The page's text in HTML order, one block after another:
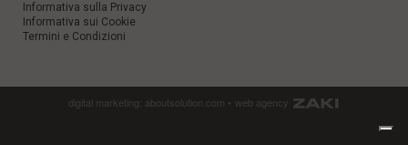
Informativa sulla Privacy
Informativa sui Cookie
Termini e Condizioni
digital marketing: aboutsolution.com •web agency